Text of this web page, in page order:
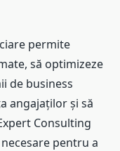
permite
să optimizeze
de business
angajaților și să
Consulting
pentru a